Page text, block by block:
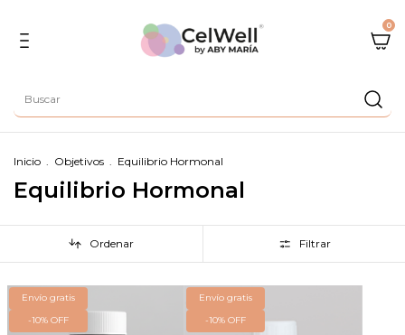
0
Inicio . Objetivos . Equilibrio Hormonal
Equilibrio Hormonal
Ordenar Filtrar
Envío gratis
-10% OFF
Envío gratis
-10% OFF